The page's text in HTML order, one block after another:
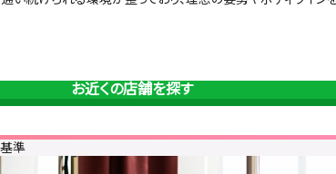
お近くの店舗を探す
準